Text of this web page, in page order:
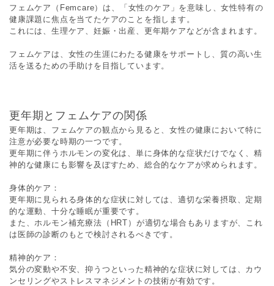
フェムケア（Femcare）は、「女性のケア」を意味し、女性特有の
健康課題に焦点を当てたケアのことを指します。
これには、生理ケア、妊娠・出産、更年期ケアなどが含まれます。
フェムケアは、女性の生涯にわたる健康をサポートし、質の高い生
活を送るための手助けを目指しています。
更年期とフェムケアの関係
更年期は、フェムケアの観点から見ると、女性の健康において特に
注意が必要な時期の一つです。
更年期に伴うホルモンの変化は、単に身体的な症状だけでなく、精
神的な健康にも影響を及ぼすため、総合的なケアが求められます。
身体的ケア：
更年期に見られる身体的な症状に対しては、適切な栄養摂取、定期
的な運動、十分な睡眠が重要です。
また、ホルモン補充療法（HRT）が適切な場合もありますが、これ
は医師の診断のもとで検討されるべきです。
精神的ケア：
気分の変動や不安、抑うつといった精神的な症状に対しては、カウ
ンセリングやストレスマネジメントの技術が有効です。